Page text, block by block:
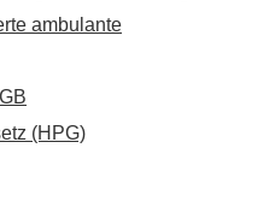
ambulante
(HPG)